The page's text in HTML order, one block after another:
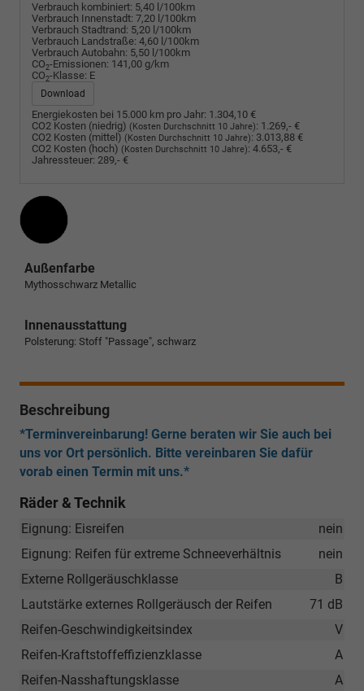
Verbrauch kombiniert: 5,40 l/100km
Verbrauch Innenstadt: 7,20 l/100km
Verbrauch Stadtrand: 5,20 l/100km
Verbrauch Landstraße: 4,60 l/100km
Verbrauch Autobahn: 5,50 l/100km
CO2-Emissionen: 141,00 g/km
CO2-Klasse: E
Download
Energiekosten bei 15.000 km pro Jahr: 1.304,10 €
CO2 Kosten (niedrig) (Kosten Durchschnitt 10 Jahre): 1.269,- €
CO2 Kosten (mittel) (Kosten Durchschnitt 10 Jahre): 3.013,88 €
CO2 Kosten (hoch) (Kosten Durchschnitt 10 Jahre): 4.653,- €
Jahressteuer: 289,- €
Außenfarbe
Mythosschwarz Metallic
Innenausstattung
Polsterung: Stoff "Passage", schwarz
Beschreibung
*Terminvereinbarung! Gerne beraten wir Sie auch bei
uns vor Ort persönlich. Bitte vereinbaren Sie dafür
vorab einen Termin mit uns.*
Räder & Technik
nein
Eignung: Eisreifen
nein
Eignung: Reifen für extreme Schneeverhältnis
B
Externe Rollgeräuschklasse
71 dB
Lautstärke externes Rollgeräusch der Reifen
V
Reifen-Geschwindigkeitsindex
A
Reifen-Kraftstoffeffizienzklasse
A
Reifen-Nasshaftungsklasse